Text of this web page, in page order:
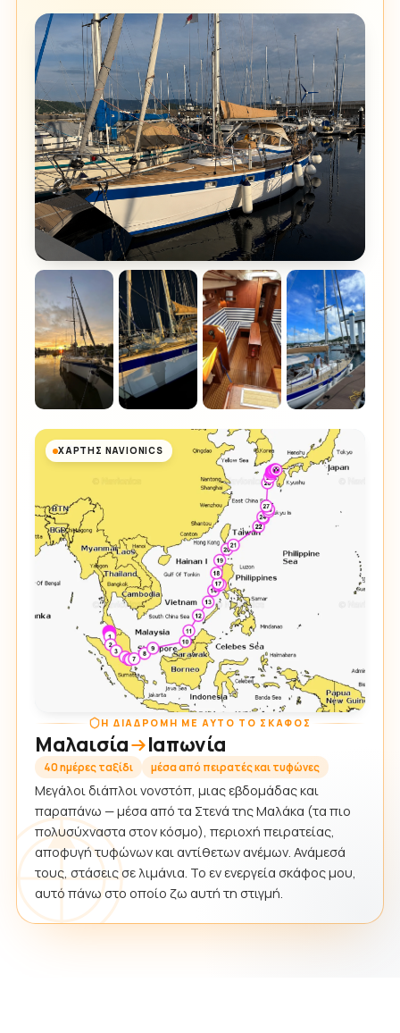
ΧΆΡΤΗΣ NAVIONICS
Η ΔΙΑΔΡΟΜΉ ΜΕ ΑΥΤΌ ΤΟ ΣΚΆΦΟΣ
Μαλαισία Ιαπωνία
40 ημέρες ταξίδι μέσα από πειρατές και τυφώνες
Μεγάλοι διάπλοι νονστόπ, μιας εβδομάδας και
παραπάνω — μέσα από τα Στενά της Μαλάκα (τα πιο
πολυσύχναστα στον κόσμο), περιοχή πειρατείας,
αποφυγή τυφώνων και αντίθετων ανέμων. Ανάμεσά
τους, στάσεις σε λιμάνια. Το εν ενεργεία σκάφος μου,
αυτό πάνω στο οποίο ζω αυτή τη στιγμή.